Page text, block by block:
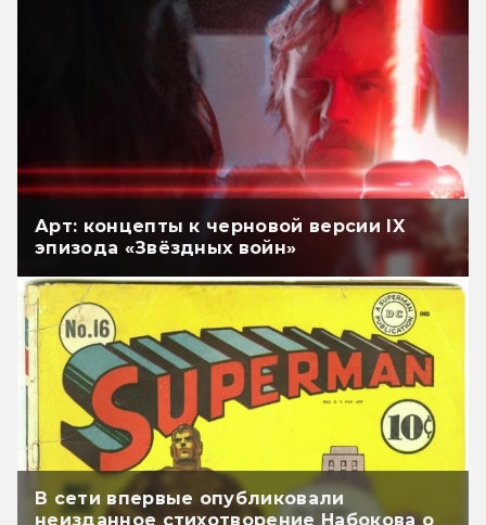
Арт: концепты к черновой версии IX
эпизода «Звёздных войн»
В сети впервые опубликовали
неизданное стихотворение Набокова о